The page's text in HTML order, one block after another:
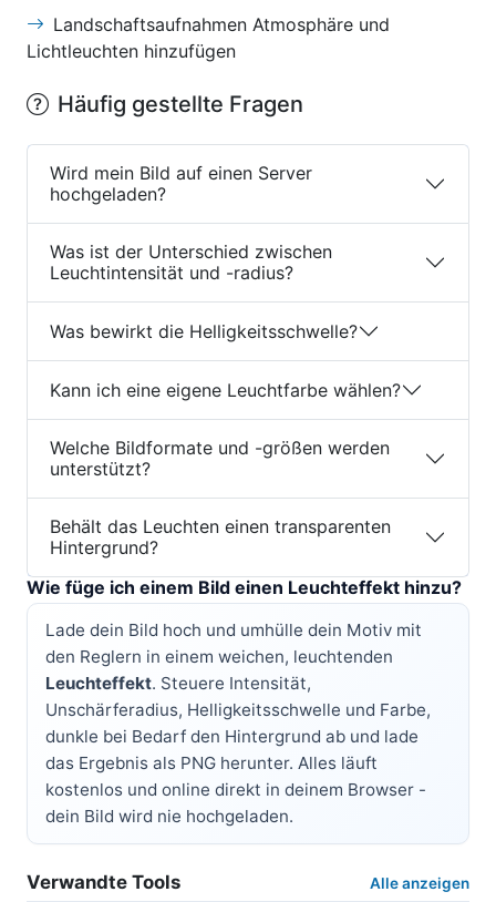
Landschaftsaufnahmen Atmosphäre und
Lichtleuchten hinzufügen
Häufig gestellte Fragen
Wird mein Bild auf einen Server
hochgeladen?
Was ist der Unterschied zwischen
Leuchtintensität und -radius?
Was bewirkt die Helligkeitsschwelle?
Kann ich eine eigene Leuchtfarbe wählen?
Welche Bildformate und -größen werden
unterstützt?
Behält das Leuchten einen transparenten
Hintergrund?
Wie füge ich einem Bild einen Leuchteffekt hinzu?
Lade dein Bild hoch und umhülle dein Motiv mit
den Reglern in einem weichen, leuchtenden
Leuchteffekt. Steuere Intensität,
Unschärferadius, Helligkeitsschwelle und Farbe,
dunkle bei Bedarf den Hintergrund ab und lade
das Ergebnis als PNG herunter. Alles läuft
kostenlos und online direkt in deinem Browser -
dein Bild wird nie hochgeladen.
Verwandte Tools Alle anzeigen